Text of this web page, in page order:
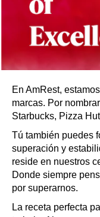
En AmRest,
marcas. Por
Starbucks, Pizza
Tú también puedes
superación y
reside en nuestros
Donde siempre
por superarnos.
La receta perfecta